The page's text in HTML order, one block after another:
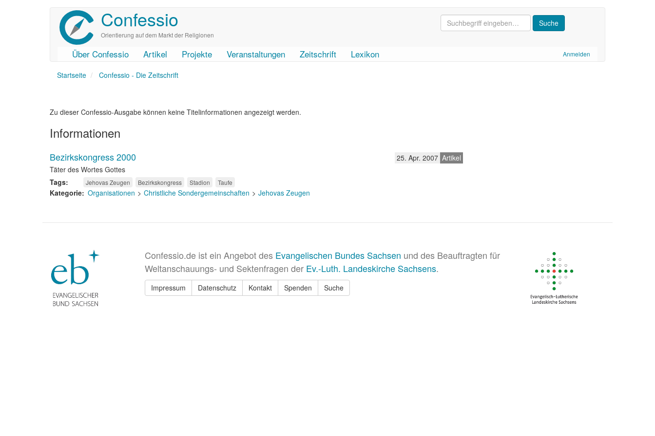
Confessio
Orientierung auf dem Markt der Religionen
User
account
Anmelden
Main
navigation
Über Confessio Artikel Projekte Veranstaltungen Zeitschrift Lexikon
Startseite Confessio - Die Zeitschrift
Zu dieser Confessio-Ausgabe können keine Titelinformationen angezeigt werden.
Informationen
Artikel
25. Apr. 2007
Bezirkskongress 2000
Täter des Wortes Gottes
Tags
Jehovas Zeugen Bezirkskongress Stadion Taufe
Kategorie Organisationen Christliche Sondergemeinschaften Jehovas Zeugen
Confessio.de ist ein Angebot des Evangelischen Bundes Sachsen und des Beauftragten für
Weltanschauungs- und Sektenfragen der Ev.-Luth. Landeskirche Sachsens.
Impressum Datenschutz Kontakt Spenden Suche